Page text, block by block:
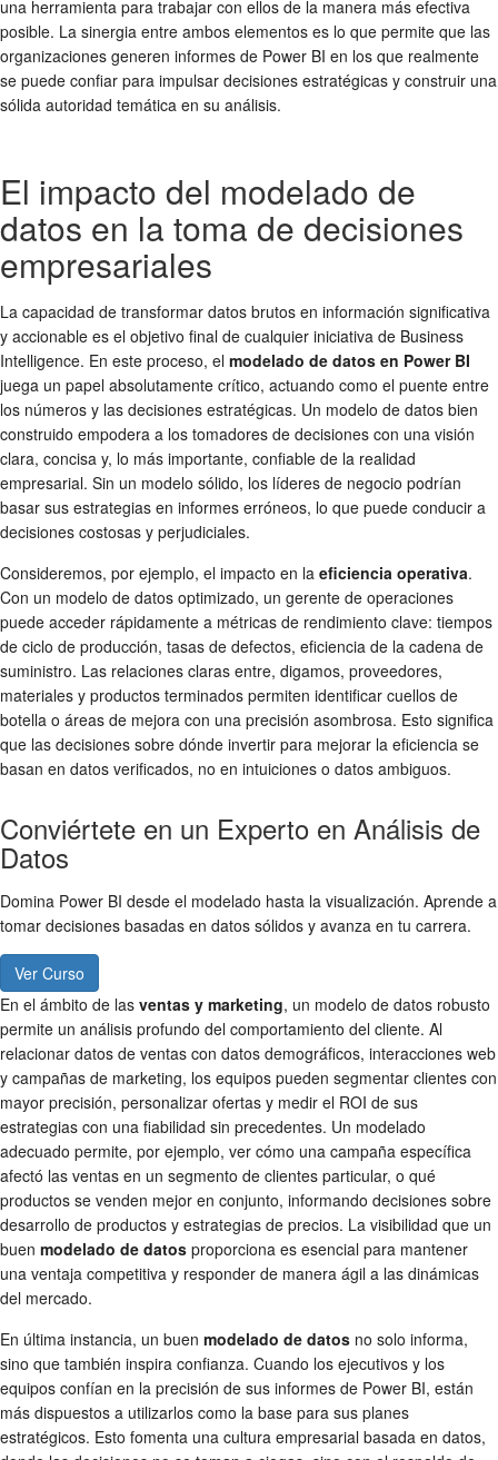
una herramienta para trabajar con ellos de la manera más efectiva
posible. La sinergia entre ambos elementos es lo que permite que las
organizaciones generen informes de Power BI en los que realmente
se puede confiar para impulsar decisiones estratégicas y construir una
sólida autoridad temática en su análisis.
El impacto del modelado de
datos en la toma de decisiones
empresariales
La capacidad de transformar datos brutos en información significativa
y accionable es el objetivo final de cualquier iniciativa de Business
Intelligence. En este proceso, el modelado de datos en Power BI
juega un papel absolutamente crítico, actuando como el puente entre
los números y las decisiones estratégicas. Un modelo de datos bien
construido empodera a los tomadores de decisiones con una visión
clara, concisa y, lo más importante, confiable de la realidad
empresarial. Sin un modelo sólido, los líderes de negocio podrían
basar sus estrategias en informes erróneos, lo que puede conducir a
decisiones costosas y perjudiciales.
Consideremos, por ejemplo, el impacto en la eficiencia operativa.
Con un modelo de datos optimizado, un gerente de operaciones
puede acceder rápidamente a métricas de rendimiento clave: tiempos
de ciclo de producción, tasas de defectos, eficiencia de la cadena de
suministro. Las relaciones claras entre, digamos, proveedores,
materiales y productos terminados permiten identificar cuellos de
botella o áreas de mejora con una precisión asombrosa. Esto significa
que las decisiones sobre dónde invertir para mejorar la eficiencia se
basan en datos verificados, no en intuiciones o datos ambiguos.
Conviértete en un Experto en Análisis de
Datos
Domina Power BI desde el modelado hasta la visualización. Aprende a
tomar decisiones basadas en datos sólidos y avanza en tu carrera.
Ver Curso
En el ámbito de las ventas y marketing, un modelo de datos robusto
permite un análisis profundo del comportamiento del cliente. Al
relacionar datos de ventas con datos demográficos, interacciones web
y campañas de marketing, los equipos pueden segmentar clientes con
mayor precisión, personalizar ofertas y medir el ROI de sus
estrategias con una fiabilidad sin precedentes. Un modelado
adecuado permite, por ejemplo, ver cómo una campaña específica
afectó las ventas en un segmento de clientes particular, o qué
productos se venden mejor en conjunto, informando decisiones sobre
desarrollo de productos y estrategias de precios. La visibilidad que un
buen modelado de datos proporciona es esencial para mantener
una ventaja competitiva y responder de manera ágil a las dinámicas
del mercado.
En última instancia, un buen modelado de datos no solo informa,
sino que también inspira confianza. Cuando los ejecutivos y los
equipos confían en la precisión de sus informes de Power BI, están
más dispuestos a utilizarlos como la base para sus planes
estratégicos. Esto fomenta una cultura empresarial basada en datos,